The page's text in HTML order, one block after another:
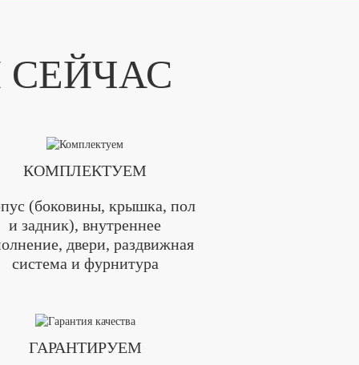
КОМПЛЕКТУЕМ
(боковины, крышка, пол
и задник), внутреннее
двери, раздвижная
система и фурнитура
ГАРАНТИРУЕМ